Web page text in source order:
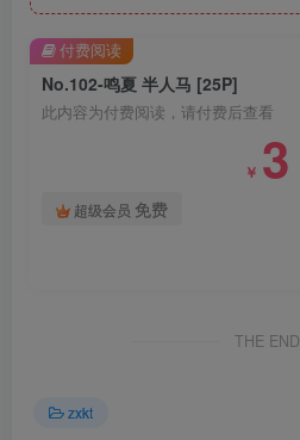
No.102-鸣夏 半人马 [25P]
此内容为付费阅读，请付费后查看
￥ 3
超级会员 免费
付费阅读
THE END
zxkt